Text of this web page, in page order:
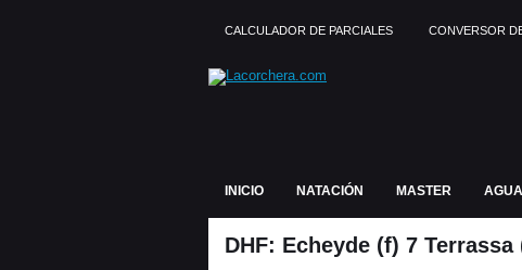
CALCULADOR DE PARCIALES CONVERSOR
INICIO NATACIÓN MASTER
DHF: Echeyde (f) 7 Terrassa